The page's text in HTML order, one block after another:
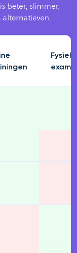
beter, slimmer,
Fysieke